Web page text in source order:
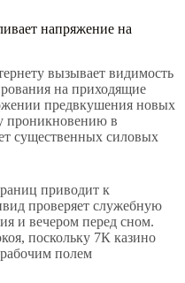
напряжение на
вызывает видимость
на приходящие
предвкушения новых
проникновению в
существенных силовых
приводит к
проверяет служебную
и вечером перед сном.
поскольку 7К казино
полем